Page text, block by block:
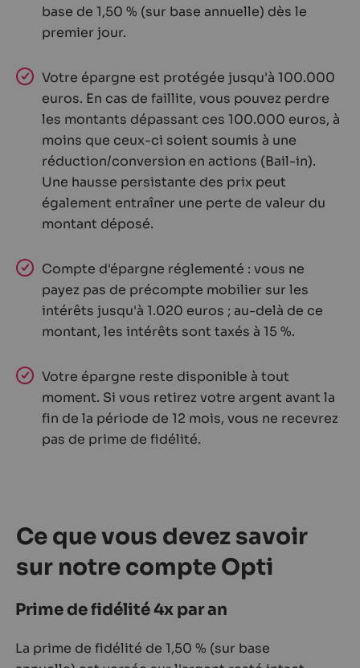
base de 1,50 % (sur base annuelle) dès le
premier jour.
Votre épargne est protégée jusqu'à 100.000
euros. En cas de faillite, vous pouvez perdre
les montants dépassant ces 100.000 euros, à
moins que ceux-ci soient soumis à une
réduction/conversion en actions (Bail-in).
Une hausse persistante des prix peut
également entraîner une perte de valeur du
montant déposé.
Compte d'épargne réglementé : vous ne
payez pas de précompte mobilier sur les
intérêts jusqu'à 1.020 euros ; au-delà de ce
montant, les intérêts sont taxés à 15 %.
Votre épargne reste disponible à tout
moment. Si vous retirez votre argent avant la
fin de la période de 12 mois, vous ne recevrez
pas de prime de fidélité.
Ce que vous devez savoir
sur notre compte Opti
Prime de fidélité 4x par an
La prime de fidélité de 1,50 % (sur base